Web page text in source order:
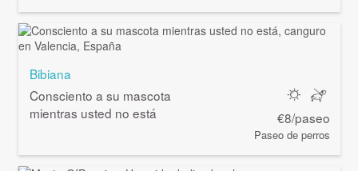
Bibiana
Consciento a su mascota
mientras usted no está
€8/paseo
Paseo de perros